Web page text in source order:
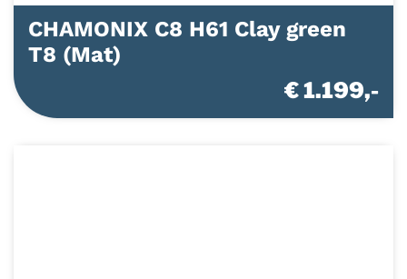
CHAMONIX C8 H61 Clay green
T8 (Mat)
€ 1.199,-